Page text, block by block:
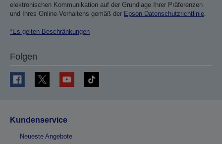
elektronischen Kommunikation auf der Grundlage Ihrer Präferenzen
und Ihres Online-Verhaltens gemäß der Epson Datenschutzrichtlinie
*Es gelten Beschränkungen
Folgen
Kundenservice
Neueste Angebote